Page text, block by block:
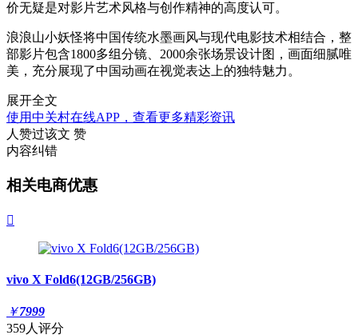
价无疑是对影片艺术风格与创作精神的高度认可。
浪浪山小妖怪将中国传统水墨画风与现代电影技术相结合，整
部影片包含1800多组分镜、2000余张场景设计图，画面细腻唯
美，充分展现了中国动画在视觉表达上的独特魅力。
展开全文
使用中关村在线APP，查看更多精彩资讯
人赞过该文 赞
内容纠错
相关电商优惠

vivo X Fold6(12GB/256GB)
￥7999
359人评分